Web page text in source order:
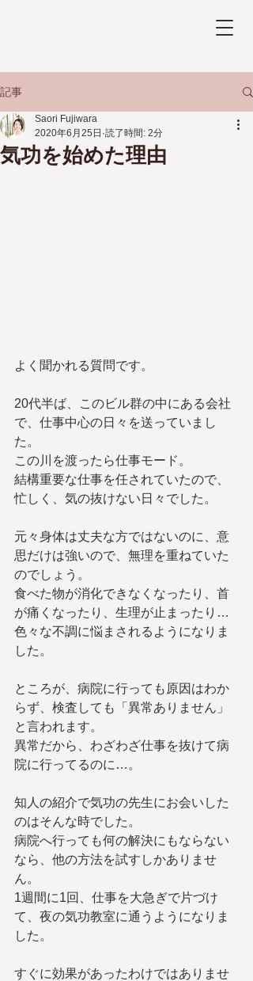
記事
気功を始めた理由
Saori Fujiwara
2020年6月25日 読了時間: 2分
よく聞かれる質問です。
20代半ば、このビル群の中にある会社
で、仕事中心の日々を送っていまし
た。
この川を渡ったら仕事モード。
結構重要な仕事を任されていたので、
忙しく、気の抜けない日々でした。
元々身体は丈夫な方ではないのに、意
思だけは強いので、無理を重ねていた
のでしょう。
食べた物が消化できなくなったり、首
が痛くなったり、生理が止まったり…
色々な不調に悩まされるようになりま
した。
ところが、病院に行っても原因はわか
らず、検査しても「異常ありません」
と言われます。
異常だから、わざわざ仕事を抜けて病
院に行ってるのに…。
知人の紹介で気功の先生にお会いした
のはそんな時でした。
病院へ行っても何の解決にもならない
なら、他の方法を試すしかありませ
ん。
1週間に1回、仕事を大急ぎで片づけ
て、夜の気功教室に通うようになりま
した。
すぐに効果があったわけではありませ